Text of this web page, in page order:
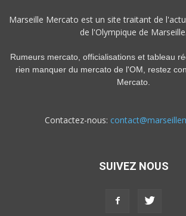
Marseille Mercato est un site traitant de
de l'Olympique de Marseille.
Rumeurs mercato, officialisations et tableau
rien manquer du mercato de l'OM, restez
Mercato.
Contactez-nous:
SUIVEZ NOUS